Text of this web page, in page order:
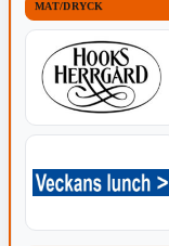
MAT/DRYCK